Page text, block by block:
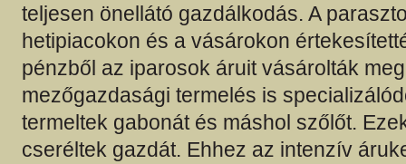
teljesen önellátó gazdálkodás. A
hetipiacokon és a vásárokon
pénzből az iparosok áruit vásárolták
mezőgazdasági termelés is
termeltek gabonát és máshol szőlőt.
cseréltek gazdát. Ehhez az intenzív